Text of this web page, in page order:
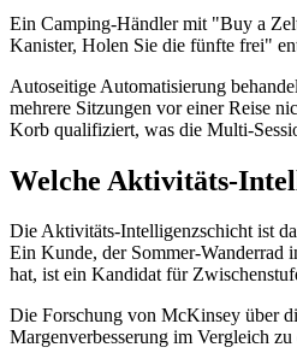
Ein Camping-Händler mit "Buy a
Kanister, Holen Sie die fünfte frei"
Autoseitige Automatisierung
mehrere Sitzungen vor einer Reise
Korb qualifiziert, was die Multi-
Welche Aktivitäts-
Die Aktivitäts-Intelligenzschicht ist
Ein Kunde, der Sommer-Wanderrad
hat, ist ein Kandidat für
Die Forschung von McKinsey über
Margenverbesserung im Vergleich